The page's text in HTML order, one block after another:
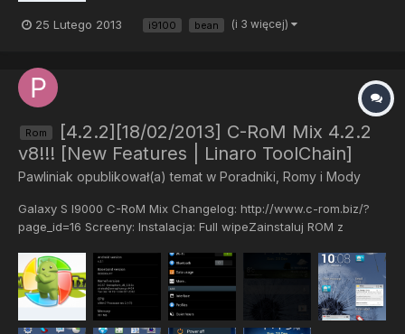
25 Lutego 2013 i9100 bean (i 3 więcej)
Rom
[4.2.2][18/02/2013] C-RoM Mix 4.2.2
v8!!! [New Features | Linaro ToolChain]
Pawliniak opublikował(a) temat w Poradniki, Romy i Mody
Galaxy S I9000 C-RoM Mix Changelog: http://www.c-rom.biz/?
page_id=16 Screeny: Instalacja: Full wipeZainstaluj ROM z
...Download: http://www.xdafilese...y S/C-RoM BeaN/ Link do xda;
http://forum.xda-dev...d.php?t=1925195